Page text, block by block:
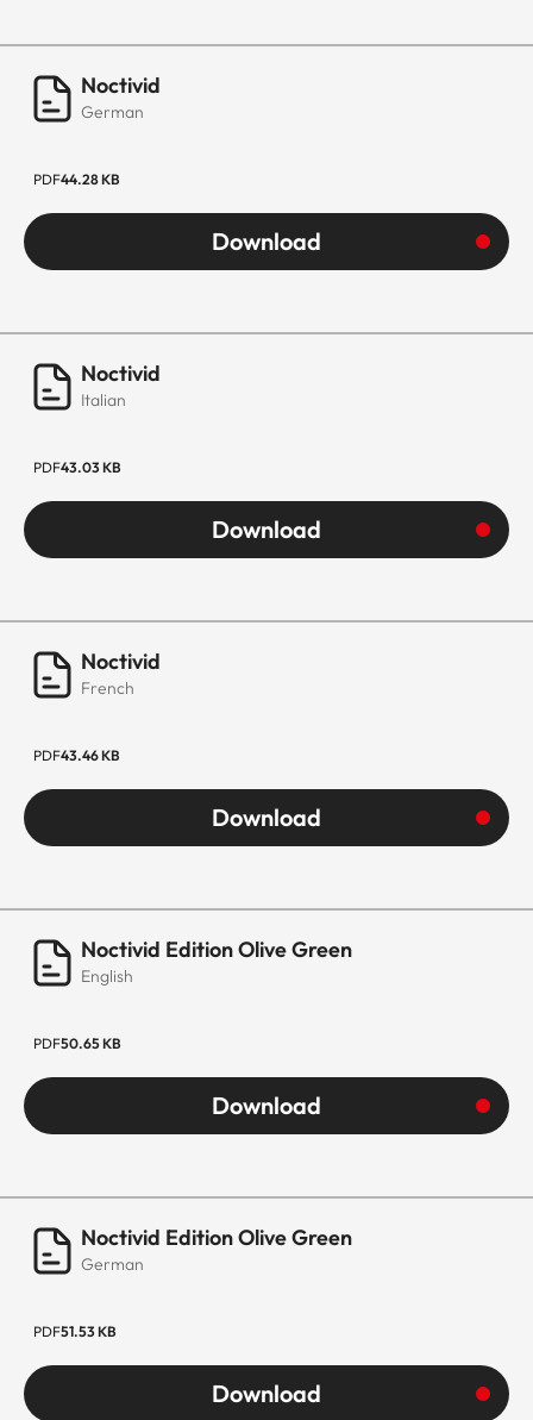
Noctivid
German
PDF44.28 KB
Download
Noctivid
Italian
PDF43.03 KB
Download
Noctivid
French
PDF43.46 KB
Download
Noctivid Edition Olive Green
English
PDF50.65 KB
Download
Noctivid Edition Olive Green
German
PDF51.53 KB
Download